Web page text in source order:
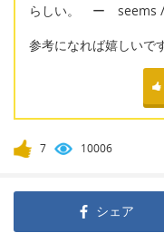
らしい。 ー seems /
参考になれば嬉しいです
7 10006
シェア